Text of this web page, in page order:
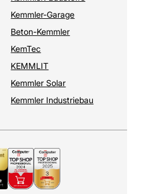
Kemmler-Garage
Beton-Kemmler
KemTec
KEMMLIT
Kemmler Solar
Kemmler Industriebau